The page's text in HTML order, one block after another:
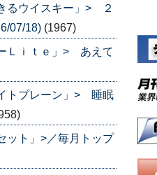
るウイスキー」> ２
07/18) (1967)
Ｌｉｔｅ」> あえて
トプレーン」> 睡眠
ット」>／毎月トップ